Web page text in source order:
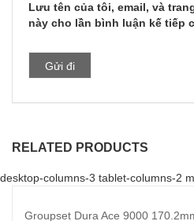
Lưu tên của tôi, email, và
này cho lần bình luận kế tiếp
RELATED PRODUCTS
desktop-columns-3 tablet-columns-2
Groupset Dura Ace 9000